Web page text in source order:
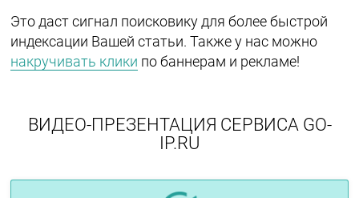
Это даст сигнал поисковику для более быстрой
индексации Вашей статьи. Также у нас можно
накручивать клики по баннерам и рекламе!
ВИДЕО-ПРЕЗЕНТАЦИЯ СЕРВИСА GO-
IP.RU